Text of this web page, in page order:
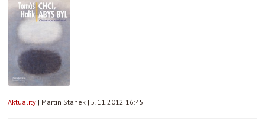
Aktuality | Martin Stanek | 5.11.2012 16:45